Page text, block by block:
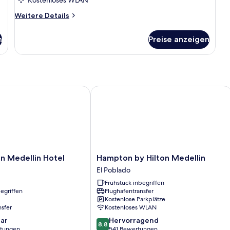
Weitere Details
Weitere
Preise anzeigen
Medellin Hotel
Hotel
Hampton
by
Hilton
Medellin
El
Poblado
Hampton by Hilton Medellin
El Poblado
Frühstück inbegriffen
Flughafentransfer
Kostenlose Parkplätze
Kostenloses WLAN
8.8
8,8 Hervorragend
Hampton by Hilton Medellin